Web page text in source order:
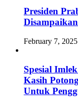
Presiden
February 7, 2025
Spesial
Kasih
Untuk